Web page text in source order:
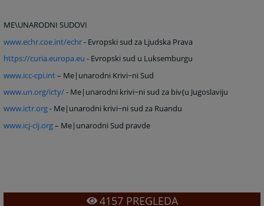
ME\UNARODNI SUDOVI
www.echr.coe.int/echr- Evropski sud za Ljudska Prava
https://curia.europa.eu - Evropski sud u Luksemburgu
www.icc-cpi.int– Me|unarodni Krivi~ni Sud
www.un.org/icty/- Me|unarodni krivi~ni sud za biv{u Jugoslaviju
www.ictr.org- Me|unarodni krivi~ni sud za Ruandu
www.icj-cij.org– Me|unarodni Sud pravde
4157PREGLEDA